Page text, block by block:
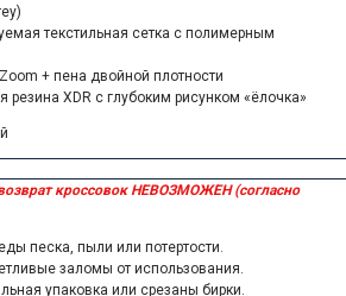
текстильная сетка с полимерным
+ пена двойной плотности
резина XDR с глубоким рисунком «ёлочка»
кроссовок НЕВОЗМОЖЕН (согласно
песка, пыли или потертости.
заломы от использования.
упаковка или срезаны бирки.